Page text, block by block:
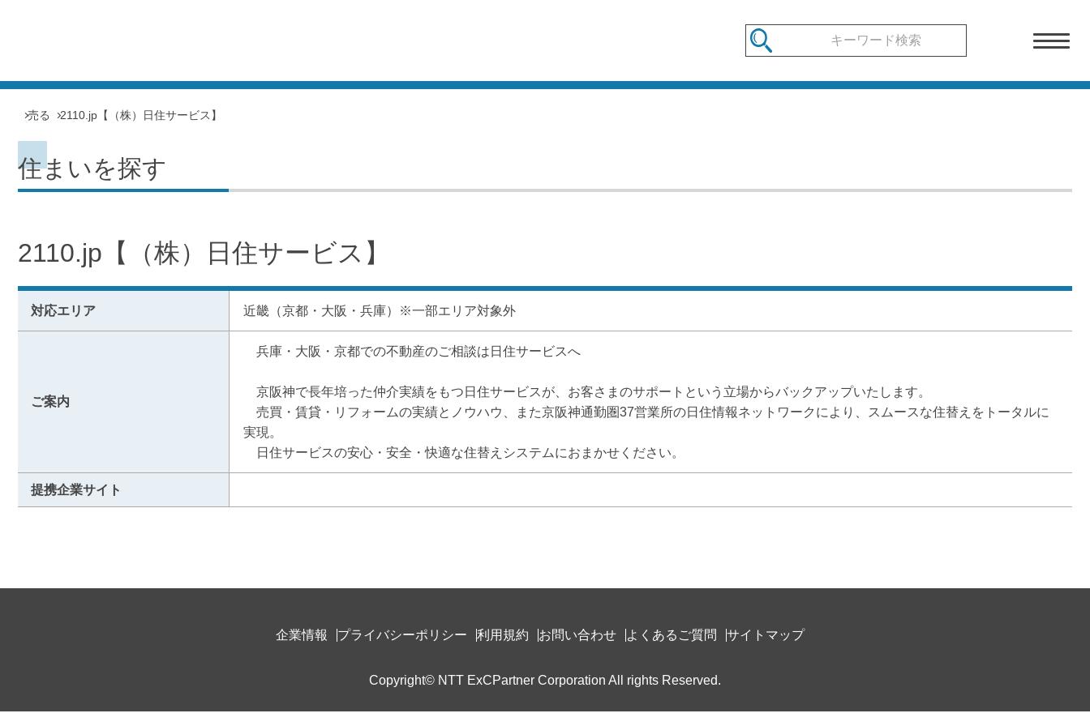
売る 2110.jp【（株）日住サービス】
住まいを探す
2110.jp【（株）日住サービス】
対応エリア 近畿（京都・大阪・兵庫）※一部エリア対象外
ご案内
兵庫・大阪・京都での不動産のご相談は日住サービスへ
京阪神で長年培った仲介実績をもつ日住サービスが、お客さまのサポートという立場からバックアップいたします。
売買・賃貸・リフォームの実績とノウハウ、また京阪神通勤圏37営業所の日住情報ネットワークにより、スムースな住替えをトータルに
実現。
日住サービスの安心・安全・快適な住替えシステムにおまかせください。
提携企業サイト
企業情報 プライバシーポリシー 利用規約 お問い合わせ よくあるご質問 サイトマップ
Copyright© NTT ExCPartner Corporation All rights Reserved.